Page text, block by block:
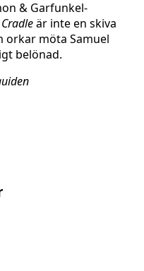
& Garfunkel-
är inte en skiva
orkar möta Samuel
belönad.